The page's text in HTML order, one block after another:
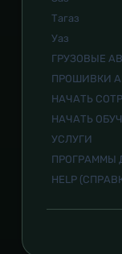
Тагаз
Уаз
ГРУЗОВЫЕ
ПРОШИВКИ
НАЧАТЬ
НАЧАТЬ
УСЛУГИ
ПРОГРАММЫ
HELP